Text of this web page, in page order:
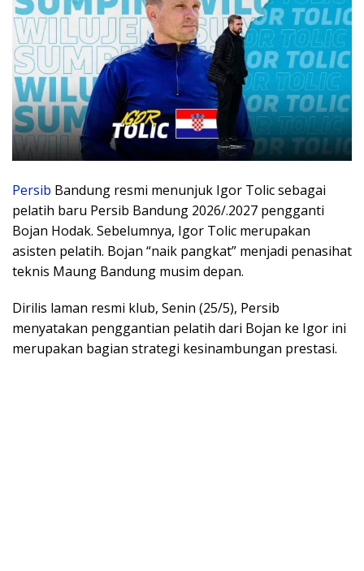
Persib Bandung resmi menunjuk Igor Tolic sebagai
pelatih baru Persib Bandung 2026/.2027 pengganti
Bojan Hodak. Sebelumnya, Igor Tolic merupakan
asisten pelatih. Bojan “naik pangkat” menjadi penasihat
teknis Maung Bandung musim depan.
Dirilis laman resmi klub, Senin (25/5), Persib
menyatakan penggantian pelatih dari Bojan ke Igor ini
merupakan bagian strategi kesinambungan prestasi.